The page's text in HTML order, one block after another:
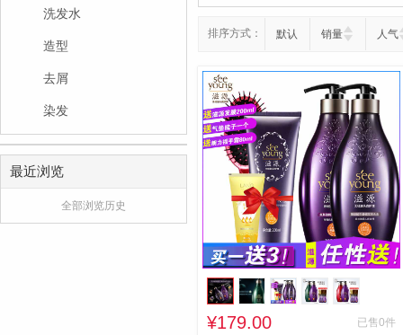
洗发水
造型
去屑
染发
最近浏览
全部浏览历史
排序方式： 默认 销量 人气
¥179.00
已售0件